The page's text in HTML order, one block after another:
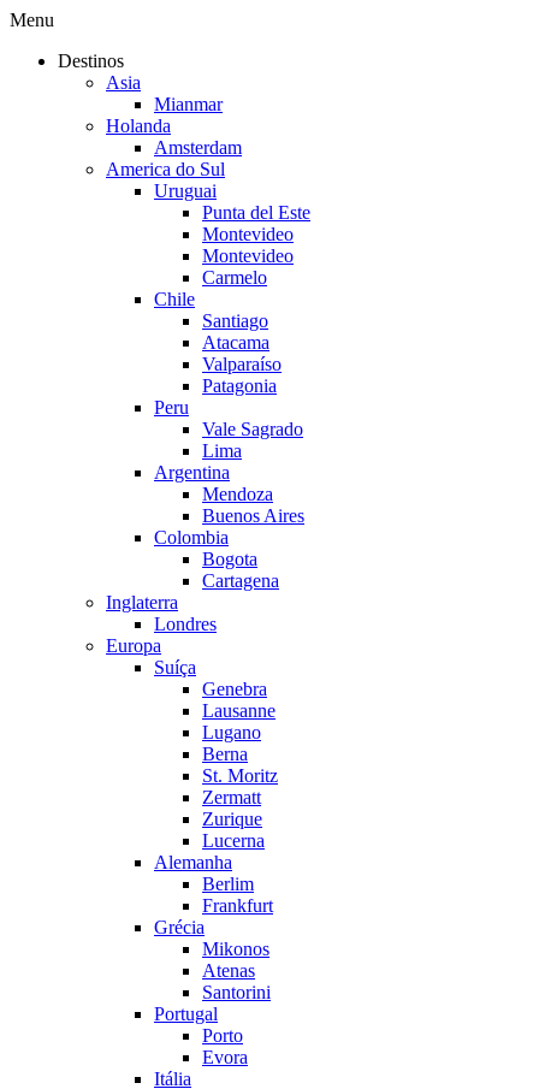
Menu
Destinos
Asia
Mianmar
Holanda
Amsterdam
America do Sul
Uruguai
Punta del Este
Montevideo
Montevideo
Carmelo
Chile
Santiago
Atacama
Valparaíso
Patagonia
Peru
Vale Sagrado
Lima
Argentina
Mendoza
Buenos Aires
Colombia
Bogota
Cartagena
Inglaterra
Londres
Europa
Suíça
Genebra
Lausanne
Lugano
Berna
St. Moritz
Zermatt
Zurique
Lucerna
Alemanha
Berlim
Frankfurt
Grécia
Mikonos
Atenas
Santorini
Portugal
Porto
Evora
Itália